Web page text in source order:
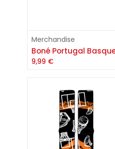
Adicionar
Merchandise
9,99 €